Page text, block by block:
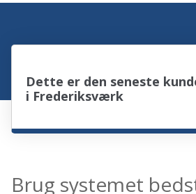
Dette er den seneste
i Frederiksværk
Brug systemet